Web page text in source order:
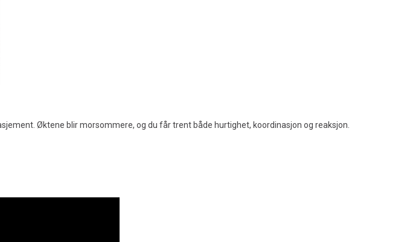
Øktene blir morsommere, og du får trent både hurtighet, koordinasjon og reaksjon.